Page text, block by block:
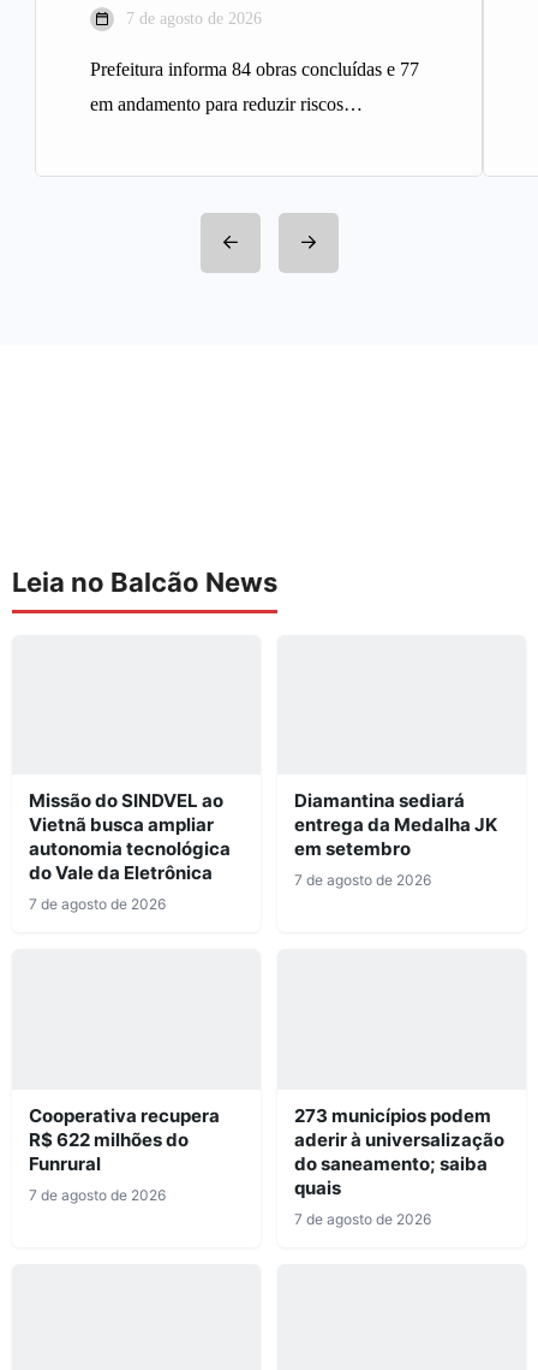
7 de agosto de 2026
Prefeitura informa 84 obras concluídas e 77
em andamento para reduzir riscos
Horizonte…
Leia no Balcão News
Missão do SINDVEL ao
Vietnã busca ampliar
autonomia tecnológica
do Vale da Eletrônica
7 de agosto de 2026
Diamantina sediará
entrega da Medalha JK
em setembro
7 de agosto de 2026
Cooperativa recupera
R$ 622 milhões do
Funrural
7 de agosto de 2026
273 municípios podem
aderir à universalização
do saneamento; saiba
quais
7 de agosto de 2026